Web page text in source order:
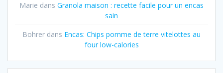
Marie dans Granola maison : recette facile pour un encas
sain
Bohrer dans Encas: Chips pomme de terre vitelottes au
four low-calories